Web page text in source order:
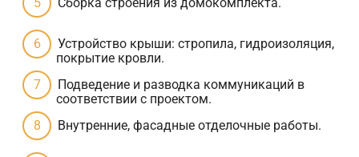
Устройство крыши: стропила, гидроизоляция,
покрытие кровли.
Подведение и разводка коммуникаций в
соответствии с проектом.
Внутренние, фасадные отделочные работы.